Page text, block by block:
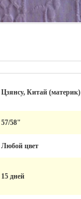
Цзянсу, Китай (материк)
57/58"
Любой цвет
15 дней